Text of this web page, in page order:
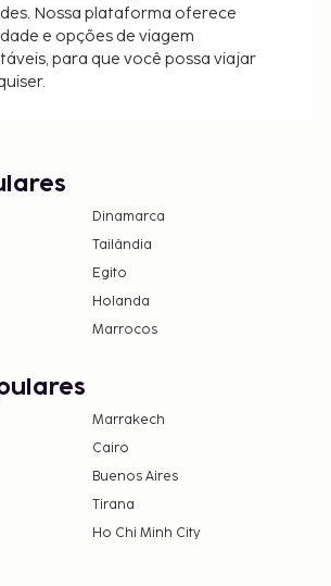
Nossa plataforma oferece
e opções de viagem
para que você possa viajar
Dinamarca
Tailândia
Egito
Holanda
Marrocos
Marrakech
Cairo
Buenos Aires
Tirana
Ho Chi Minh City